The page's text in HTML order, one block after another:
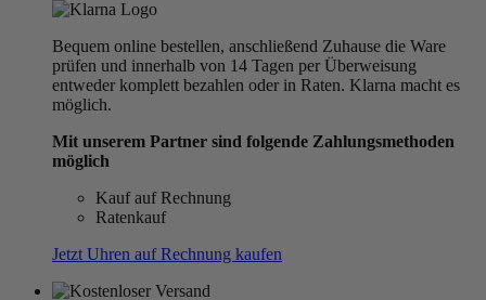
Bequem online bestellen, anschließend Zuhause die Ware
prüfen und innerhalb von 14 Tagen per Überweisung
entweder komplett bezahlen oder in Raten. Klarna macht es
möglich.
Mit unserem Partner sind folgende Zahlungsmethoden
möglich
Kauf auf Rechnung
Ratenkauf
Jetzt Uhren auf Rechnung kaufen